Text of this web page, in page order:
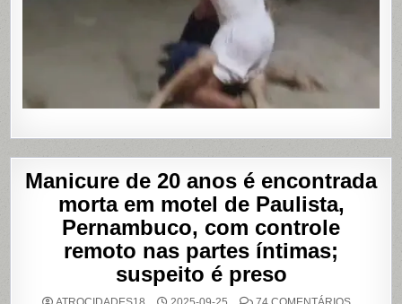
Manicure de 20 anos é encontrada
morta em motel de Paulista,
Pernambuco, com controle
remoto nas partes íntimas;
suspeito é preso
EM